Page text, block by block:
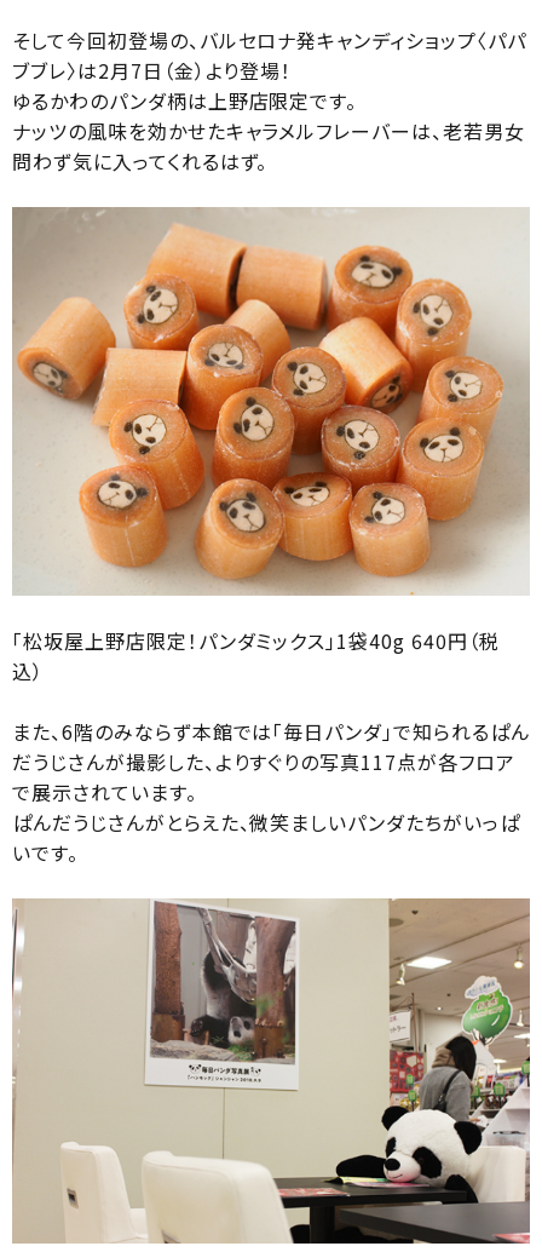
そして今回初登場の、バルセロナ発キャンディショップ〈パパ
ブブレ〉は2月7日（金）より登場！
ゆるかわのパンダ柄は上野店限定です。
ナッツの風味を効かせたキャラメルフレーバーは、老若男女
問わず気に入ってくれるはず。
「松坂屋上野店限定！パンダミックス」1袋40g 640円（税
込）
また、6階のみならず本館では「毎日パンダ」で知られるぱん
だうじさんが撮影した、よりすぐりの写真117点が各フロア
で展示されています。
ぱんだうじさんがとらえた、微笑ましいパンダたちがいっぱ
いです。